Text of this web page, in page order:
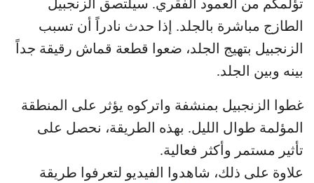
تؤلمكم من العمود الفقري. سيلتصق الزنجبيل
الطازج مباشرة بالجلد. إذا حدث نادراً أن تسبب
الزنجبيل بتهيج الجلد، ضعوا قطعة قماش رقيقة جداً
بينه وبين الجلد.
غطوا الزنجبيل بمنشفة واتركوه يؤثر على المنطقة
المؤلمة طوال الليل. بهذه الطريقة، نحصل على
تأثير مستمر وأكثر فعالية.
علاوة على ذلك، شاهدوا الفيديو لتعرفوا طريقة